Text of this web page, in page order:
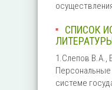
СПИСОК
1.Слепов В.А.,
системе